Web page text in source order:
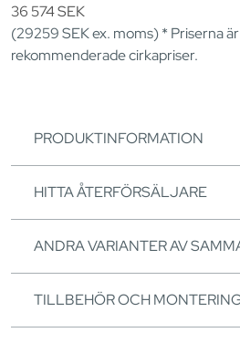
36 574SEK
(29259SEKex. moms) * Priserna är
rekommenderade cirkapriser.
PRODUKTINFORMATION
HITTA ÅTERFÖRSÄLJARE
ANDRA VARIANTER AV
TILLBEHÖR OCH